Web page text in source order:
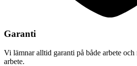
Garanti
Vi lämnar alltid garanti på både arbete
arbete.